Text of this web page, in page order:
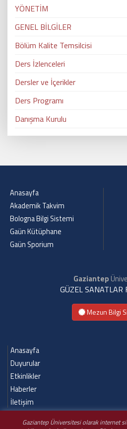
Gaziantep Üniversitesi olarak internet
YÖNETİM
GENEL BİLGİLER
Bölüm Kalite Temsilcisi
Ders İzlenceleri
Dersler ve İçerikler
Ders Programı
Danışma Kurulu
Anasayfa
Akademik Takvim
Bologna Bilgi Sistemi
Gaün Kütüphane
Gaün Sporium
Gaziantep
GÜZEL SANATLAR
Mezun Bilgi
Anasayfa
Duyurular
Etkinlikler
Haberler
İletişim